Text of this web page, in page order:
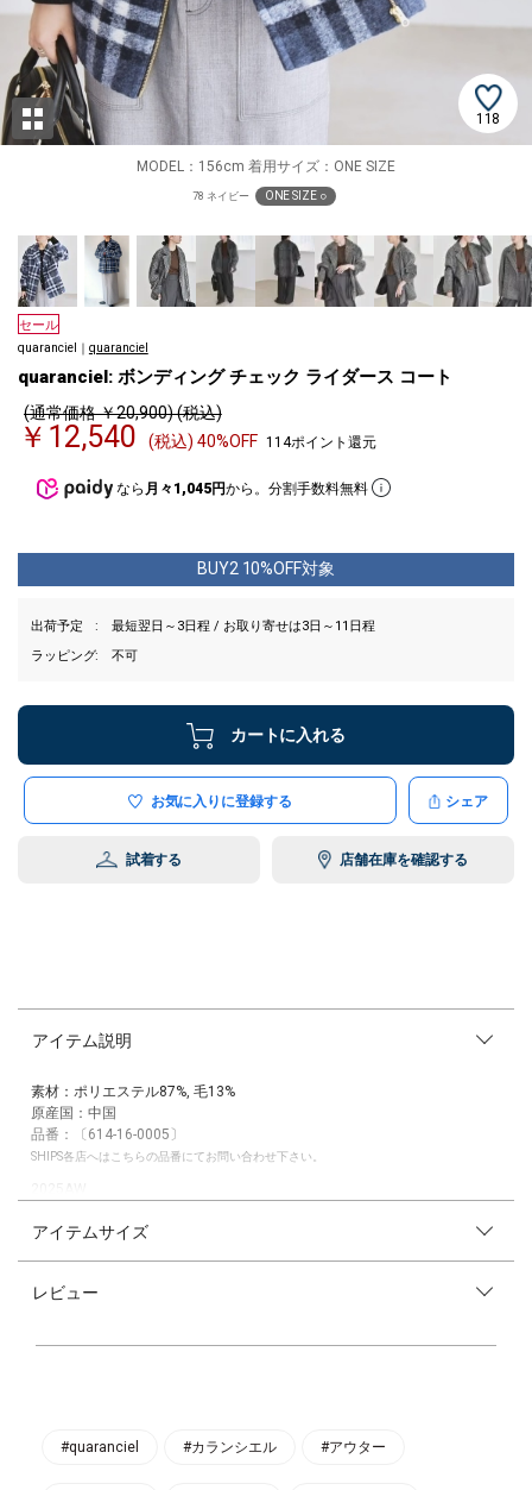
118
MODEL：156cm 着用サイズ：ONE SIZE
78 ネイビー ONE SIZE ○
セール
quaranciel｜ quaranciel
quaranciel: ボンディング チェック ライダース コート
(通常価格 ￥20,900) (税込)
￥12,540 (税込) 40%OFF 114ポイント還元
なら 月々1,045円から。分割手数料無料
BUY2 10%OFF対象
出荷予定
最短翌日～3日程 / お取り寄せは3日～11日程
ラッピング
不可
カートに入れる
お気に入りに登録する シェア
試着する 店舗在庫を確認する
アイテム説明
素材：ポリエステル87%, 毛13%
原産国：中国
品番：〔614-16-0005〕
SHIPS各店へはこちらの品番にてお問い合わせ下さい。
存在感のある大きな襟とアシンメトリーなジップデザインがポイント。
ミディ丈のアウターなのでボトムを選ばず、着回しのしやすいブルゾンで
アイテムサイズ
レビュー
#quaranciel #カランシエル #アウター